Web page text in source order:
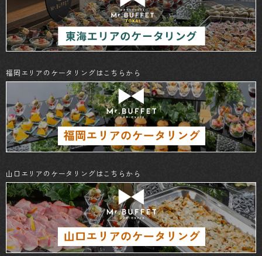
福岡エリアのケータリングはこちらから
山口エリアのケータリングはこちらから